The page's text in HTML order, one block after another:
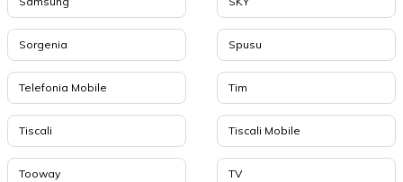
Sorgenia Spusu
Telefonia Mobile Tim
Tiscali Tiscali Mobile
Tooway TV